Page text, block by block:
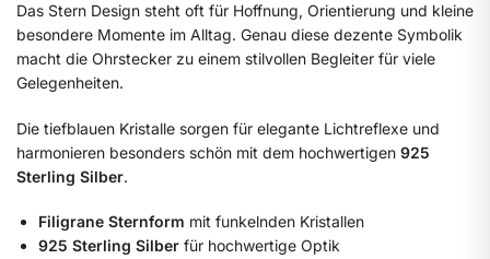
Das Stern Design steht oft für Hoffnung, Orientierung und kleine
besondere Momente im Alltag. Genau diese dezente Symbolik
macht die Ohrstecker zu einem stilvollen Begleiter für viele
Gelegenheiten.
Die tiefblauen Kristalle sorgen für elegante Lichtreflexe und
harmonieren besonders schön mit dem hochwertigen 925
Sterling Silber.
Filigrane Sternform mit funkelnden Kristallen
925 Sterling Silber für hochwertige Optik